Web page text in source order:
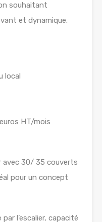
souhaitant
et dynamique.
local
HT/mois
avec 30/ 35 couverts
pour un concept
l’escalier, capacité